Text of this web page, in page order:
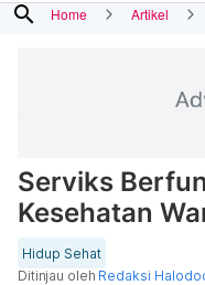
search Home Artikel
Serviks
Kesehatan
Hidup Sehat
Ditinjau oleh Redaksi